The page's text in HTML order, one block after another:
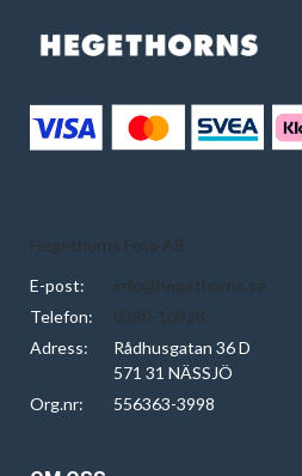
Hegethorns Foto AB
E-post:
info@hegethorns.se
Telefon:
0380-10928
Adress:
Rådhusgatan 36 D
571 31 NÄSSJÖ
Org.nr:
556363-3998